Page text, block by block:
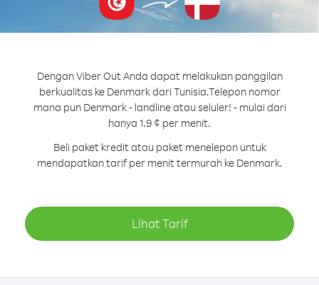
Dengan Viber Out Anda dapat melakukan panggilan
berkualitas ke Denmark dari Tunisia.Telepon nomor
mana pun Denmark - landline atau seluler! - mulai dari
hanya 1.9 ¢ per menit.
Beli paket kredit atau paket menelepon untuk
mendapatkan tarif per menit termurah ke Denmark.
Lihat Tarif